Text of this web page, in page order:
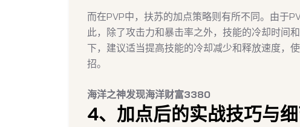
而在PVP中，扶苏的加点策略则有所不同。由于
此，除了攻击力和暴击率之外，技能的冷却时间
下，建议适当提高技能的冷却减少和释放速度，
招。
海洋之神发现海洋财富3380
4、加点后的实战技巧与